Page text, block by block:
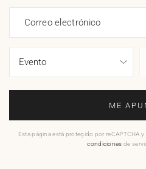
Correo electrónico
ME
Esta página está protegido por reCAPTCHA
condiciones de